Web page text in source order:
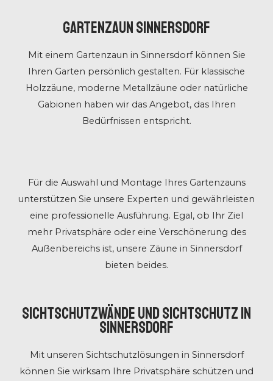
Gartenzaun Sinnersdorf
Mit einem Gartenzaun in Sinnersdorf können Sie
Ihren Garten persönlich gestalten. Für klassische
Holzzäune, moderne Metallzäune oder natürliche
Gabionen haben wir das Angebot, das Ihren
Bedürfnissen entspricht.
Für die Auswahl und Montage Ihres Gartenzauns
unterstützen Sie unsere Experten und gewährleisten
eine professionelle Ausführung. Egal, ob Ihr Ziel
mehr Privatsphäre oder eine Verschönerung des
Außenbereichs ist, unsere Zäune in Sinnersdorf
bieten beides.
Sichtschutzwände und Sichtschutz in
Sinnersdorf
Mit unseren Sichtschutzlösungen in Sinnersdorf
können Sie wirksam Ihre Privatsphäre schützen und